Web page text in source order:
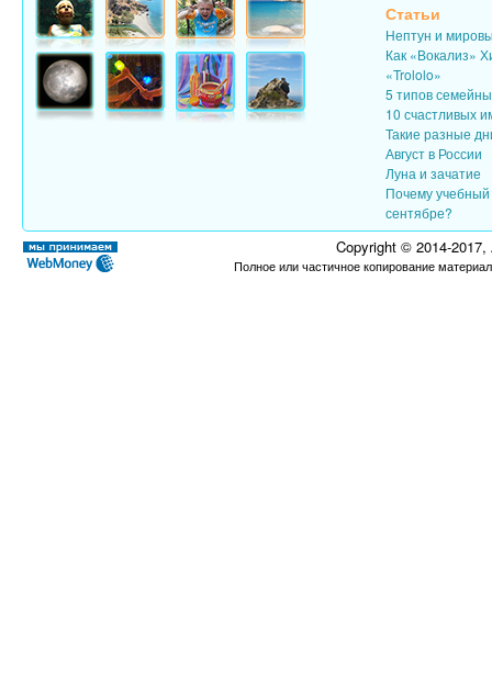
Статьи
Нептун и
Как «Вокализ»
«Trololo»
5 типов
10 счастливых
Такие разные
Август в России
Луна и зачатие
Почему учебный
сентябре?
Copyright © 2014-
Полное или частичное копирование